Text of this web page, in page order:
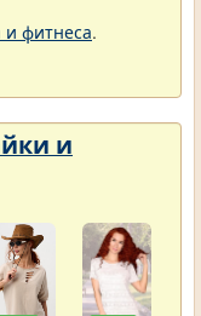
и фитнеса.
и